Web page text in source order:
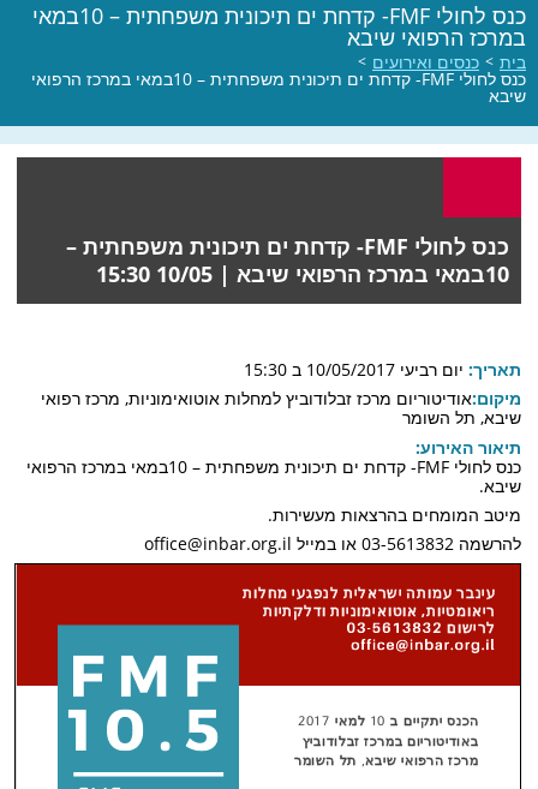
כנס לחולי FMF- קדחת ים תיכונית משפחתית – 10במאי
במרכז הרפואי שיבא
בית > כנסים ואירועים >
כנס לחולי FMF- קדחת ים תיכונית משפחתית – 10במאי במרכז הרפואי
שיבא
כנס לחולי FMF- קדחת ים תיכונית משפחתית –
10במאי במרכז הרפואי שיבא |
10/05 15:30
תאריך: יום רביעי 10/05/2017 ב 15:30
מיקום:אודיטוריום מרכז זבלודוביץ למחלות אוטואימוניות, מרכז רפואי
שיבא, תל השומר
תיאור האירוע:
כנס לחולי FMF- קדחת ים תיכונית משפחתית – 10במאי במרכז הרפואי
שיבא.
מיטב המומחים בהרצאות מעשירות.
להרשמה 03-5613832 או במייל office@inbar.org.il